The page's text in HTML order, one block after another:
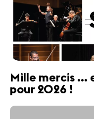
Mille mercis ...
pour 2026 !